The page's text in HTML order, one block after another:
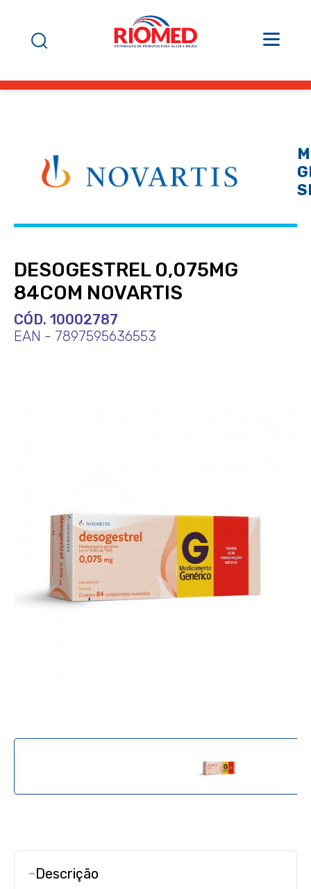
DESOGESTREL 0,075MG
84COM NOVARTIS
CÓD. 10002787
EAN - 7897595636553
-Descrição